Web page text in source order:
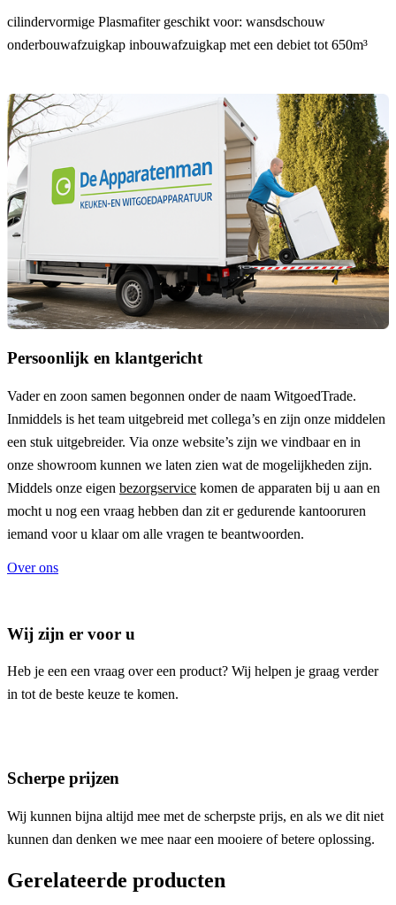
cilindervormige Plasmafiter geschikt voor: wansdschouw
onderbouwafzuigkap inbouwafzuigkap met een debiet tot 650m³
Persoonlijk en klantgericht
Vader en zoon samen begonnen onder de naam WitgoedTrade.
Inmiddels is het team uitgebreid met collega’s en zijn onze middelen
een stuk uitgebreider. Via onze website’s zijn we vindbaar en in
onze showroom kunnen we laten zien wat de mogelijkheden zijn.
Middels onze eigen bezorgservice komen de apparaten bij u aan en
mocht u nog een vraag hebben dan zit er gedurende kantooruren
iemand voor u klaar om alle vragen te beantwoorden.
Over ons
Wij zijn er voor u
Heb je een een vraag over een product? Wij helpen je graag verder
in tot de beste keuze te komen.
Scherpe prijzen
Wij kunnen bijna altijd mee met de scherpste prijs, en als we dit niet
kunnen dan denken we mee naar een mooiere of betere oplossing.
Gerelateerde producten